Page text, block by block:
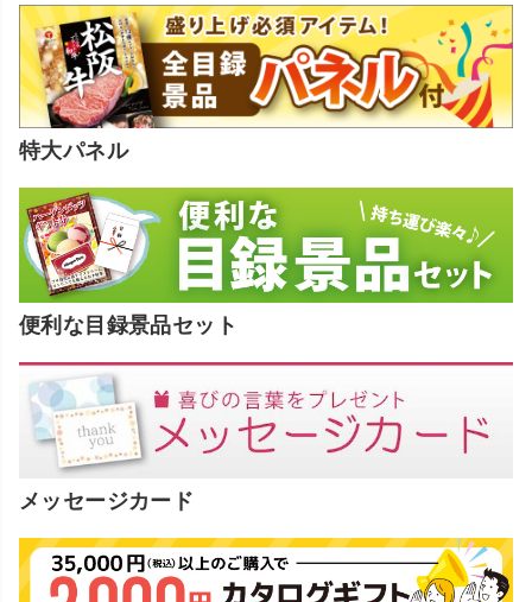
特大パネル
便利な目録景品セット
メッセージカード